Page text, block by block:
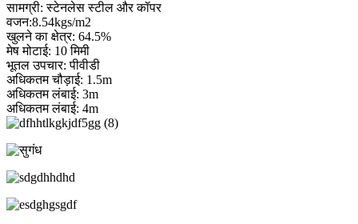
सामग्री: स्टेनलेस स्टील और कॉपर
वजन:8.54kgs/m2
खुलने का क्षेत्र: 64.5%
मेष मोटाई: 10 मिमी
भूतल उपचार: पीवीडी
अधिकतम चौड़ाई: 1.5m
अधिकतम लंबाई: 3m
अधिकतम लंबाई: 4m